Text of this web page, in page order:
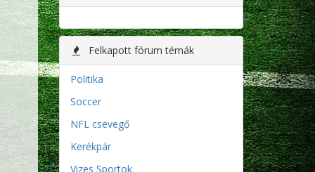
Felkapott fórum témák
Politika
Soccer
NFL csevegő
Kerékpár
Vizes Sportok